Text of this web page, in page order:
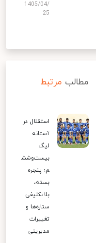
1405/04/
25
مطالب مرتبط
استقلال در
آستانه
لیگ
بیست‌وشش
م؛ پنجره
بسته،
بلاتکلیفی
ستاره‌ها و
تغییرات
مدیریتی